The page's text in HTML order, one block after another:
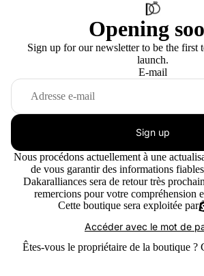
Opening
Sign up for our newsletter to be the first
launch.
E-mail
Sign up
Nous procédons actuellement à une
de vous garantir des informations
Dakaralliances sera de retour très
remercions pour votre compréhension
Cette boutique sera exploitée par
Accéder avec le mot de
Êtes-vous le propriétaire de la boutique ?